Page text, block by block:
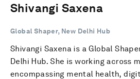
Shivangi Saxena
Global Shaper, New Delhi Hub
Shivangi Saxena is a Global
Delhi Hub. She is working across
encompassing mental health,